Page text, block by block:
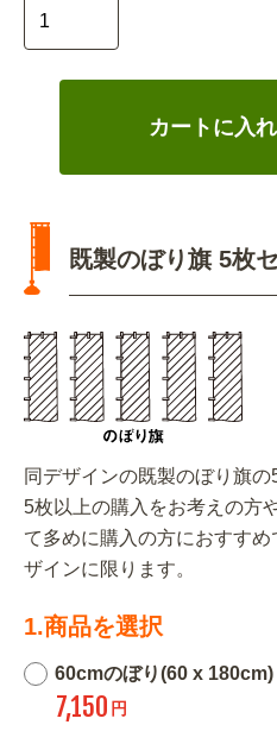
カートに入
既製のぼり旗 5枚
同デザインの既製のぼり旗の
5枚以上の購入をお考えの方
て多めに購入の方におすす
ザインに限ります。
1.商品を選択
60cmのぼり(60 x 180cm)
7,150 円